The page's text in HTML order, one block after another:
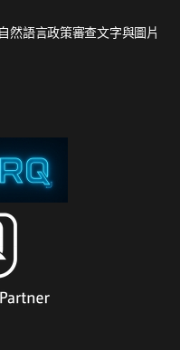
然語言政策審查文字與圖片